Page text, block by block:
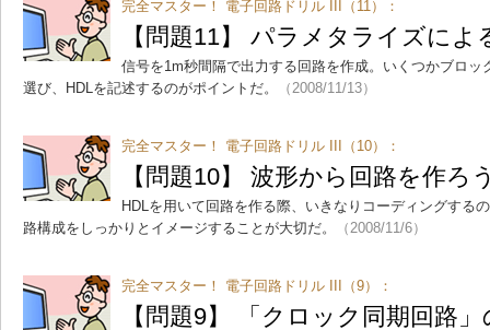
完全マスター！ 電子回路ドリル III（11）：
【問題11】 パラメタライズによ
信号を1m秒間隔で出力する回路を作成。いくつかブロ
選び、HDLを記述するのがポイントだ。
（2008/11/13）
完全マスター！ 電子回路ドリル III（10）：
【問題10】 波形から回路を作ろ
HDLを用いて回路を作る際、いきなりコーディングする
路構成をしっかりとイメージすることが大切だ。
（2008/11/6）
完全マスター！ 電子回路ドリル III（9）：
【問題9】 「クロック同期回路